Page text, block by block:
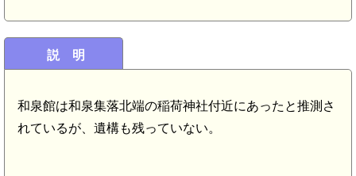
説 明
和泉館は和泉集落北端の稲荷神社付近にあったと推測さ
れているが、遺構も残っていない。